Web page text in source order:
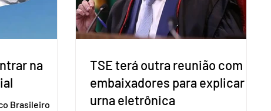
rendime
na
Brasileiro
TSE terá outra reunião com
embaixadores para explicar
urna eletrônica